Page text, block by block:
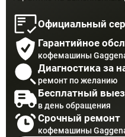
Официальный
Гарантийное
кофемашины
Диагностика за
ремонт по желанию
Бесплатный
в день обращения
Срочный ремонт
кофемашины